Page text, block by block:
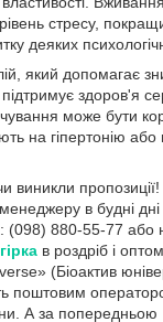
стресу,
деяких
який допомагає
підтримує здоров'я
може бути
на гіпертонію або
виникли пропозиції!
в будні дні
880-55-77 або
в роздріб і
(Біоактив
поштовим
А за попередньою